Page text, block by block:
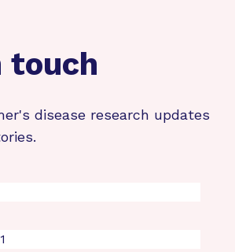
touch
disease research updates